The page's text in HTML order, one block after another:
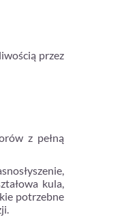
przez
z pełną
kula,
potrzebne